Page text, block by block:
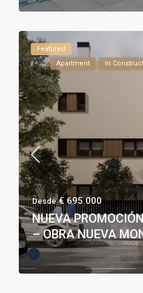
Featured
Apartment
In
Desde€ 695.000
NUEVA
– OBRA NUEVA